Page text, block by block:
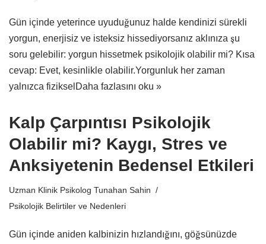
Gün içinde yeterince uyuduğunuz halde kendinizi sürekli
yorgun, enerjisiz ve isteksiz hissediyorsanız aklınıza şu
soru gelebilir: yorgun hissetmek psikolojik olabilir mi? Kısa
cevap: Evet, kesinlikle olabilir.Yorgunluk her zaman
yalnızca fiziksel Daha fazlasını oku »
Kalp Çarpıntısı Psikolojik
Olabilir mi? Kaygı, Stres ve
Anksiyetenin Bedensel Etkileri
Uzman Klinik Psikolog Tunahan Sahin
Psikolojik Belirtiler ve Nedenleri
Gün içinde aniden kalbinizin hızlandığını, göğsünüzde